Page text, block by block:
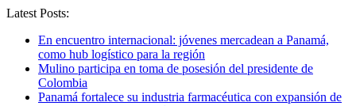
Latest Posts:
En encuentro internacional: jóvenes mercadean a Panamá,
como hub logístico para la región
Mulino participa en toma de posesión del presidente de
Colombia
Panamá fortalece su industria farmacéutica con expansión de